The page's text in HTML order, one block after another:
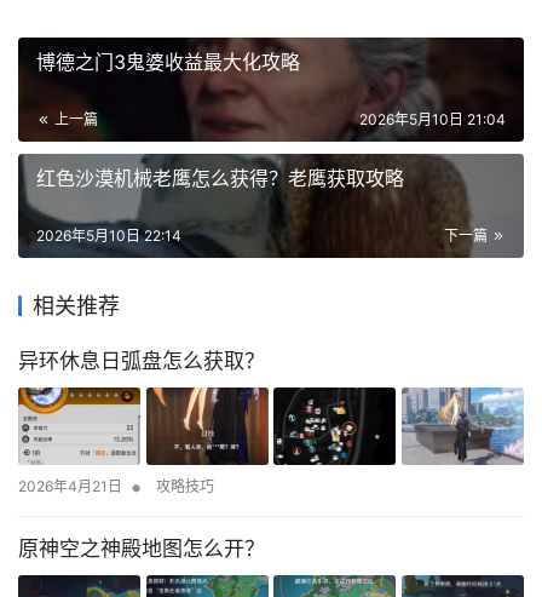
博德之门3鬼婆收益最大化攻略
上一篇 2026年5月10日 21:04
红色沙漠机械老鹰怎么获得？老鹰获取攻略
下一篇
2026年5月10日 22:14
相关推荐
异环休息日弧盘怎么获取？
2026年4月21日 • 攻略技巧
原神空之神殿地图怎么开？